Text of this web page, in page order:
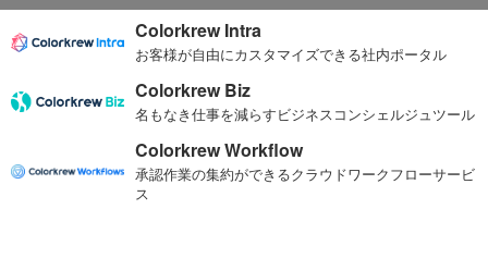
Colorkrew Intra
お客様が自由にカスタマイズできる社内ポータル
Colorkrew Biz
名もなき仕事を減らすビジネスコンシェルジュツール
Colorkrew Workflow
承認作業の集約ができるクラウドワークフローサービ
ス